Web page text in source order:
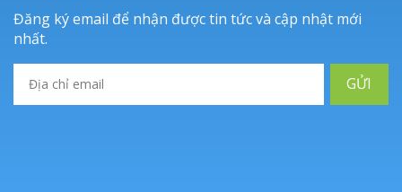
Đăng ký email để nhận được tin tức và cập nhật mới
nhất.
GỬI